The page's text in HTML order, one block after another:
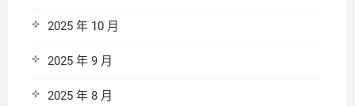
2025 年 10 月
2025 年 9 月
2025 年 8 月